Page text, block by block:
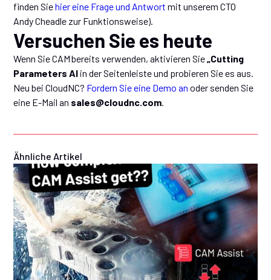
finden Siehier eine Frage und Antwortmit unserem CTO
Andy Cheadle zur Funktionsweise).
Versuchen Sie es heute
Wenn Sie CAM bereits verwenden, aktivieren Sie„Cutting
Parameters AI in der Seitenleiste und probieren Sie es aus.
Neu bei CloudNC? Fordern Sie eine Demo an oder senden Sie
eine E-Mail an sales@cloudnc.com.
Ähnliche Artikel